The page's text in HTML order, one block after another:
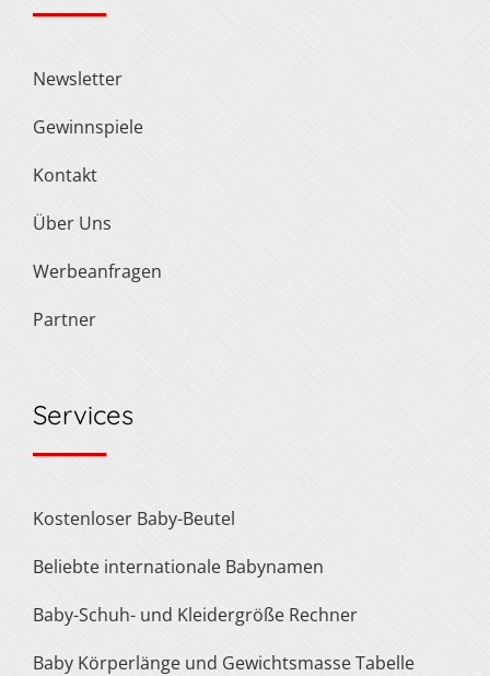
Newsletter
Gewinnspiele
Kontakt
Über Uns
Werbeanfragen
Partner
Services
Kostenloser Baby-Beutel
Beliebte internationale Babynamen
Baby-Schuh- und Kleidergröße Rechner
Baby Körperlänge und Gewichtsmasse Tabelle